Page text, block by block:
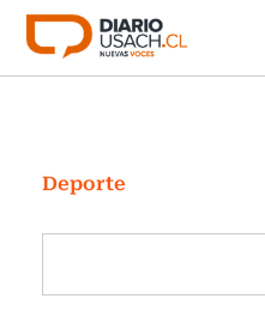
Click acá para ir
Investigación
Cultura
Programas Radio y
Deporte